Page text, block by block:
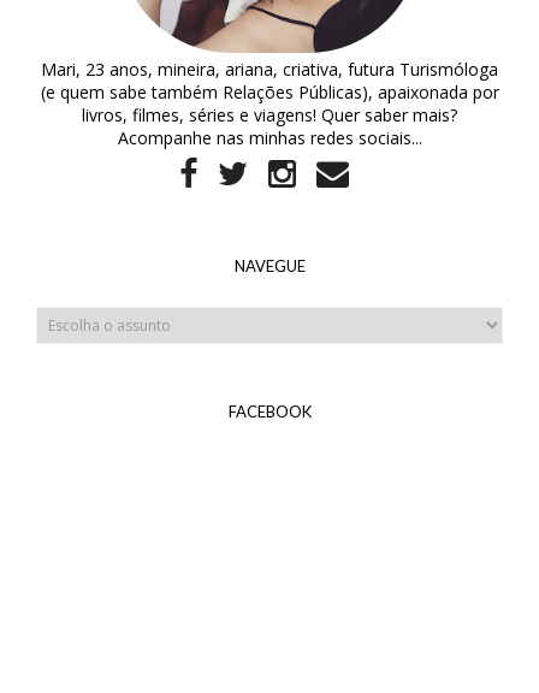
Mari, 23 anos, mineira, ariana, criativa, futura Turismóloga
(e quem sabe também Relações Públicas), apaixonada por
livros, filmes, séries e viagens! Quer saber mais?
Acompanhe nas minhas redes sociais...
NAVEGUE
FACEBOOK